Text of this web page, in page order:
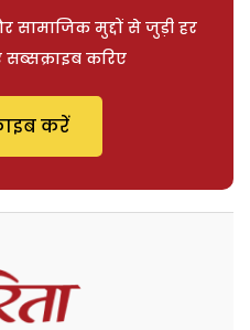
सामाजिक मुद्दों से जुड़ी हर
करिए
करें